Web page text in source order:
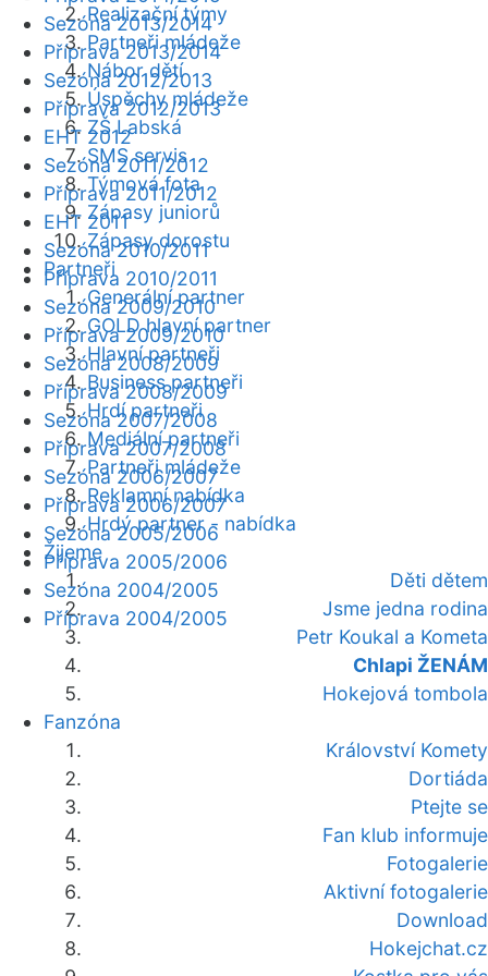
Realizační týmy
Partneři mládeže
Nábor dětí
Úspěchy mládeže
ZŠ Labská
SMS servis
Týmová fota
Zápasy juniorů
Zápasy dorostu
Partneři
Generální partner
GOLD hlavní partner
Hlavní partneři
Business partneři
Hrdí partneři
Mediální partneři
Partneři mládeže
Reklamní nabídka
Hrdý partner - nabídka
Žijeme
Děti dětem
Jsme jedna rodina
Petr Koukal a Kometa
Chlapi ŽENÁM
Hokejová tombola
Fanzóna
Království Komety
Dortiáda
Ptejte se
Fan klub informuje
Fotogalerie
Aktivní fotogalerie
Download
Hokejchat.cz
Sezóna 2013/2014
Příprava 2013/2014
Sezóna 2012/2013
Příprava 2012/2013
EHT 2012
Sezóna 2011/2012
Příprava 2011/2012
EHT 2011
Sezóna 2010/2011
Příprava 2010/2011
Sezóna 2009/2010
Příprava 2009/2010
Sezóna 2008/2009
Příprava 2008/2009
Sezóna 2007/2008
Příprava 2007/2008
Sezóna 2006/2007
Příprava 2006/2007
Sezóna 2005/2006
Příprava 2005/2006
Sezóna 2004/2005
Příprava 2004/2005